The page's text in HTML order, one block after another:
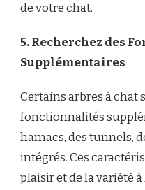
de votre chat.
5. Recherchez des
Supplémentaires
Certains arbres à chat
fonctionnalités
hamacs, des tunnels,
intégrés. Ces
plaisir et de la variété